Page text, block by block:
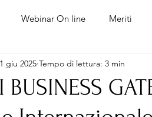
Webinar On line Meriti
BUSINESS
giu 2025 Tempo di lettura: 3 min